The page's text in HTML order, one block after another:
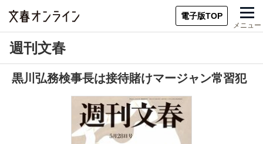
電子版TOP
メニュー
週刊文春
黒川弘務検事長は接待賭けマージャン常習犯